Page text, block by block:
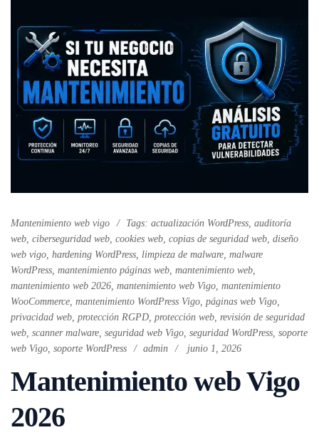
Mantenimiento web vigo Tags: actualización WordPress, auditoría
web, ciberseguridad web, cookies web, copias de seguridad web, diseño
web vigo, hardening WordPress, limpieza de malware, malware
WordPress, mantenimiento páginas web, mantenimiento web,
mantenimiento web 2026, mantenimiento web Vigo, mantenimiento
WooCommerce, mantenimiento WordPress Vigo, páginas web Vigo,
privacidad web, protección RGPD, protección web, revisión de seguridad
web, scanner malware, seguridad web Vigo, seguridad WordPress, soporte
web Vigo, soporte WordPress admin junio 1, 2026
Mantenimiento web Vigo
2026